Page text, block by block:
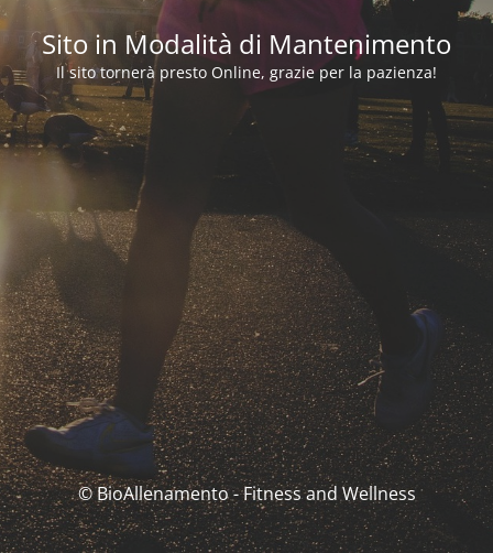
Sito in Modalità di Mantenimento
Il sito tornerà presto Online, grazie per la pazienza!
© BioAllenamento - Fitness and Wellness